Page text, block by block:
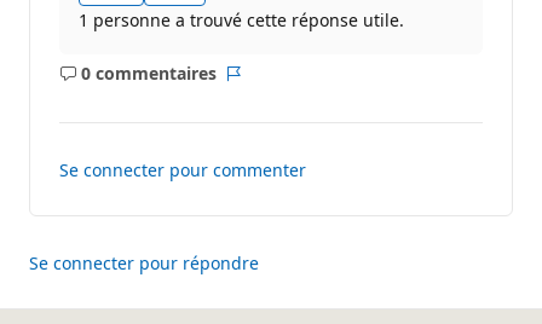
1 personne a trouvé cette réponse utile.
0 commentaires
Aucun
Se connecter pour commenter
Se connecter pour répondre